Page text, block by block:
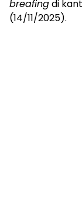
breafingdi
(14/11/2025).